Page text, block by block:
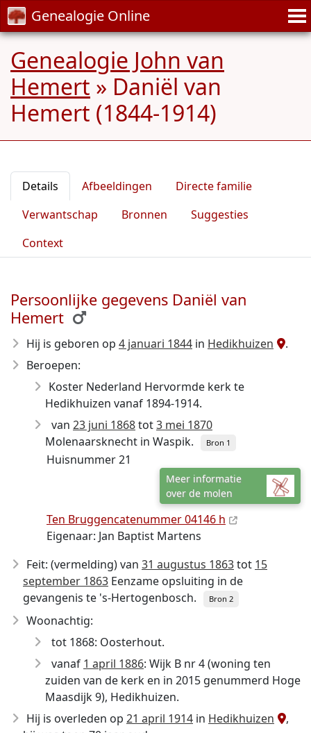
Genealogie Online
Genealogie John van
Hemert » Daniël van
Hemert (1844-1914)
Details Afbeeldingen
Directe familie
Verwantschap
Bronnen
Suggesties
Context
Persoonlijke gegevens Daniël van
Hemert
Hij is geboren op 4 januari 1844 in Hedikhuizen
.
Beroepen:
Koster Nederland Hervormde kerk te
Hedikhuizen vanaf 1894-1914.
van 23 juni 1868tot3 mei 1870
Molenaarsknecht in Waspik.
Bron 1
Huisnummer 21
Meer informatie
over de molen
Ten Bruggencatenummer 04146 h
Eigenaar: Jan Baptist Martens
Feit: (vermelding) van 31 augustus 1863tot 15
september 1863 Eenzame opsluiting in de
gevangenis te 's-Hertogenbosch.
Bron 2
Woonachtig:
tot 1868: Oosterhout.
vanaf 1 april 1886: Wijk B nr 4 (woning ten
zuiden van de kerk en in 2015 genummerd Hoge
Maasdijk 9), Hedikhuizen.
Hij is overleden op 21 april 1914 in Hedikhuizen
,